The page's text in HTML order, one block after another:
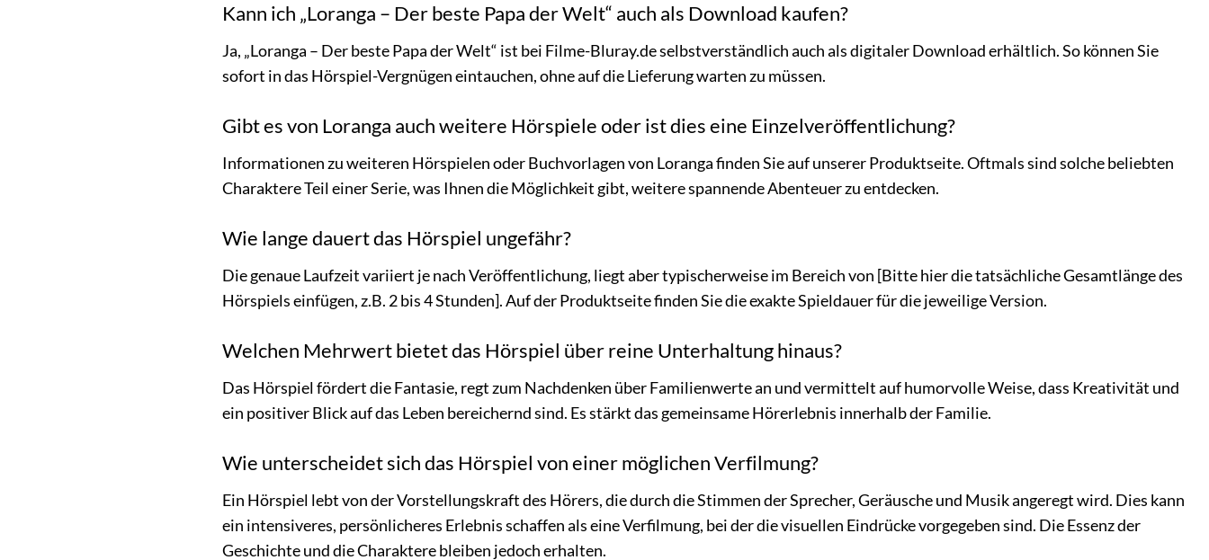
Kann ich „Loranga – Der beste Papa der Welt“ auch als Download kaufen?
Ja, „Loranga – Der beste Papa der Welt“ ist bei Filme-Bluray.de selbstverständlich auch als digitaler Download erhältlich. So können Sie
sofort in das Hörspiel-Vergnügen eintauchen, ohne auf die Lieferung warten zu müssen.
Gibt es von Loranga auch weitere Hörspiele oder ist dies eine Einzelveröffentlichung?
Informationen zu weiteren Hörspielen oder Buchvorlagen von Loranga finden Sie auf unserer Produktseite. Oftmals sind solche beliebten
Charaktere Teil einer Serie, was Ihnen die Möglichkeit gibt, weitere spannende Abenteuer zu entdecken.
Wie lange dauert das Hörspiel ungefähr?
Die genaue Laufzeit variiert je nach Veröffentlichung, liegt aber typischerweise im Bereich von [Bitte hier die tatsächliche Gesamtlänge des
Hörspiels einfügen, z.B. 2 bis 4 Stunden]. Auf der Produktseite finden Sie die exakte Spieldauer für die jeweilige Version.
Welchen Mehrwert bietet das Hörspiel über reine Unterhaltung hinaus?
Das Hörspiel fördert die Fantasie, regt zum Nachdenken über Familienwerte an und vermittelt auf humorvolle Weise, dass Kreativität und
ein positiver Blick auf das Leben bereichernd sind. Es stärkt das gemeinsame Hörerlebnis innerhalb der Familie.
Wie unterscheidet sich das Hörspiel von einer möglichen Verfilmung?
Ein Hörspiel lebt von der Vorstellungskraft des Hörers, die durch die Stimmen der Sprecher, Geräusche und Musik angeregt wird. Dies kann
ein intensiveres, persönlicheres Erlebnis schaffen als eine Verfilmung, bei der die visuellen Eindrücke vorgegeben sind. Die Essenz der
Geschichte und die Charaktere bleiben jedoch erhalten.